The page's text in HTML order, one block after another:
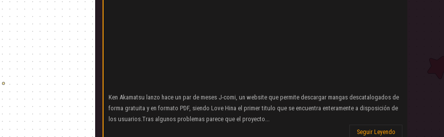
Ken Akamatsu lanzo hace un par de meses J-comi, un website que permite descargar mangas descatalogados de
forma gratuita y en formato PDF, siendo Love Hina el primer titulo que se encuentra enteramente a disposición de
los usuarios.Tras algunos problemas parece que el proyecto...
Seguir Leyendo